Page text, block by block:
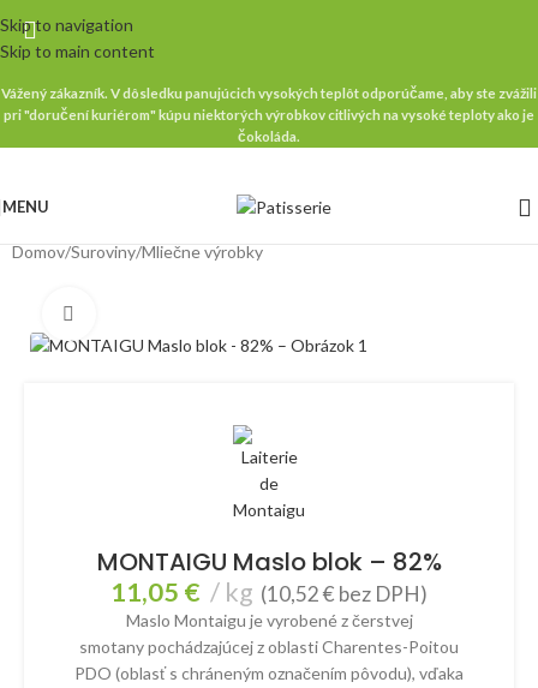
Skip to navigation
Skip to main content
Vážený zákazník. V dôsledku panujúcich vysokých teplôt odporúčame, aby ste zvážili
pri "doručení kuriérom" kúpu niektorých výrobkov citlivých na vysoké teploty ako je
čokoláda.
MENU
Domov/Suroviny/Mliečne výrobky
MONTAIGU Maslo blok – 82%
11,05 € kg (10,52€ bez DPH)
Maslo Montaigu je vyrobené z čerstvej
smotany pochádzajúcej z oblasti Charentes-Poitou
PDO (oblasť s chráneným označením pôvodu), vďaka